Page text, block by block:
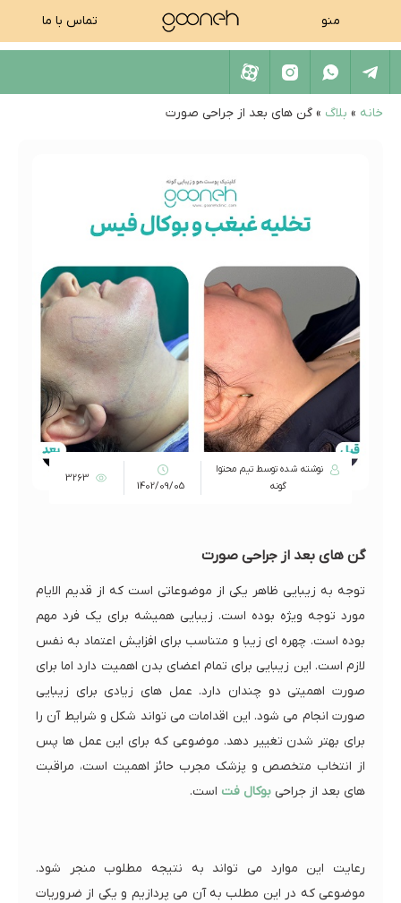
منو تماس با ما
خانه » بلاگ » گن های بعد از جراحی صورت
نوشته شده توسط تیم محتوا
گونه
1402/09/05
3263
گن های بعد از جراحی صورت
توجه به زیبایی ظاهر یکی از موضوعاتی است که از قدیم الایام
مورد توجه ویژه بوده است. زیبایی همیشه برای یک فرد مهم
بوده است. چهره ای زیبا و متناسب برای افزایش اعتماد به نفس
لازم است. این زیبایی برای تمام اعضای بدن اهمیت دارد اما برای
صورت اهمیتی دو چندان دارد. عمل های زیادی برای زیبایی
صورت انجام می شود. این اقدامات می تواند شکل و شرایط آن را
برای بهتر شدن تغییر دهد. موضوعی که برای این عمل ها پس
از انتخاب متخصص و پزشک مجرب حائز اهمیت است، مراقبت
های بعد از جراحی بوکال فت است.
رعایت این موارد می تواند به نتیجه مطلوب منجر شود.
موضوعی که در این مطلب به آن می پردازیم و یکی از ضروریات